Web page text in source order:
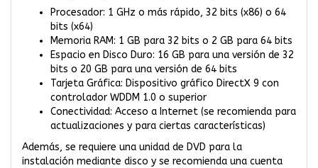
Procesador: 1 GHz o más rápido, 32 bits (x86) o 64
bits (x64)
Memoria RAM: 1 GB para 32 bits o 2 GB para 64 bits
Espacio en Disco Duro: 16 GB para una versión de 32
bits o 20 GB para una versión de 64 bits
Tarjeta Gráfica: Dispositivo gráfico DirectX 9 con
controlador WDDM 1.0 o superior
Conectividad: Acceso a Internet (se recomienda para
actualizaciones y para ciertas características)
Además, se requiere una unidad de DVD para la
instalación mediante disco y se recomienda una cuenta